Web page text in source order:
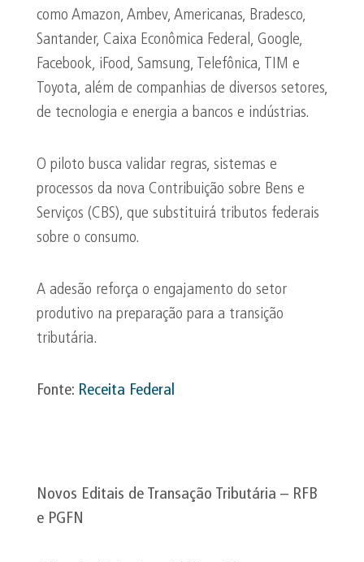
como Amazon, Ambev, Americanas, Bradesco,
Santander, Caixa Econômica Federal, Google,
Facebook, iFood, Samsung, Telefônica, TIM e
Toyota, além de companhias de diversos setores,
de tecnologia e energia a bancos e indústrias.
O piloto busca validar regras, sistemas e
processos da nova Contribuição sobre Bens e
Serviços (CBS), que substituirá tributos federais
sobre o consumo.
A adesão reforça o engajamento do setor
produtivo na preparação para a transição
tributária.
Fonte: Receita Federal
Novos Editais de Transação Tributária – RFB
e PGFN